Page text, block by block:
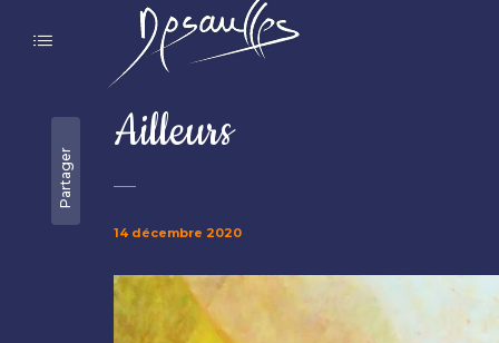
Partager
Ailleurs
14 décembre 2020